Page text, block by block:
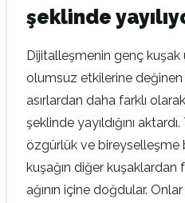
şeklinde
Dijitalleşmenin genç
olumsuz etkilerine
asırlardan daha farklı
şeklinde yayıldığını
özgürlük ve bireyselleşme
kuşağın diğer kuşaklardan
ağının içine doğdular.